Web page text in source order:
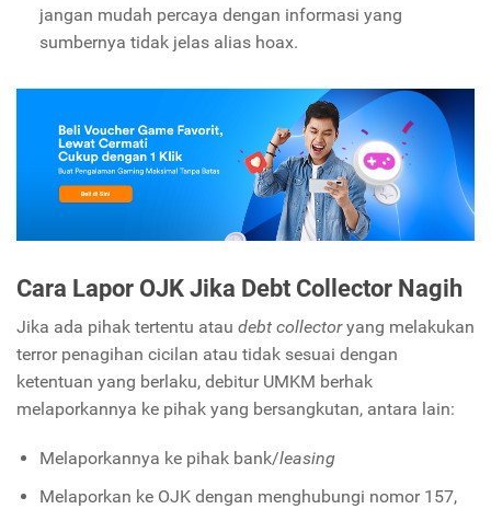
jangan mudah percaya dengan informasi yang
sumbernya tidak jelas alias hoax.
Cara Lapor OJK Jika Debt Collector Nagih
Jika ada pihak tertentu atau debt collectoryang melakukan
terror penagihan cicilan atau tidak sesuai dengan
ketentuan yang berlaku, debitur UMKM berhak
melaporkannya ke pihak yang bersangkutan, antara lain:
Melaporkannya ke pihak bank/leasing
Melaporkan ke OJK dengan menghubungi nomor 157,